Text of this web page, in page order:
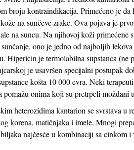
broju kontraindikacija. Primećeno je
na sunčeve zrake. Ova pojava je
na suncu. Na njihovoj koži primećene
ono je jedno od najboljih
Hipericin je termolabilna supstanca (ne
je usavršen specijalni postupak
košta 10 000 evra. Neki
pomažu onima koji su pretrpeli moždani
heterozidima kantarion se svrstava u
korena, matičnjaka i imele. Mnogi
najčesće u kombinaciji sa cinkom